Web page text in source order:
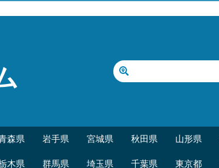
森県 岩手県 宮城県 秋田県 山形県
木県 群馬県 埼玉県 千葉県 東京都